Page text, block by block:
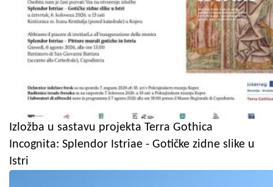
Izložba u sastavu projekta Terra Gothica
Incognita: Splendor Istriae - Gotičke zidne slike u
Istri